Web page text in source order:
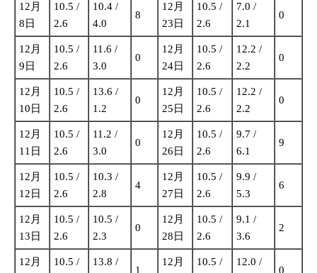
12月
8日
10.5 /
2.6
10.4 /
4.0
8
12月
23日
10.5 /
2.6
7.0 /
2.1
0
12月
9日
10.5 /
2.6
11.6 /
3.0
0
12月
24日
10.5 /
2.6
12.2 /
2.2
0
12月
10日
10.5 /
2.6
13.6 /
1.2
0
12月
25日
10.5 /
2.6
12.2 /
2.2
0
12月
11日
10.5 /
2.6
11.2 /
3.0
0
12月
26日
10.5 /
2.6
9.7 /
6.1
9
12月
12日
10.5 /
2.6
10.3 /
2.8
4
12月
27日
10.5 /
2.6
9.9 /
5.3
6
12月
13日
10.5 /
2.6
10.5 /
2.3
0
12月
28日
10.5 /
2.6
9.1 /
3.6
2
12月
10.5 /
13.8 /
1
12月
10.5 /
12.0 /
0